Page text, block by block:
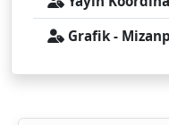
Grafik -